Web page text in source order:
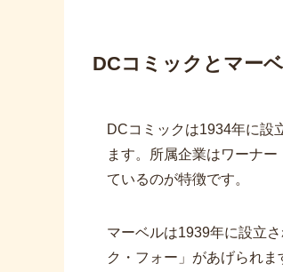
DCコミックとマー
DCコミックは1934年に設
ます。所属企業はワーナ
ているのが特徴です。
マーベルは1939年に設立
ク・フォー」があげられ